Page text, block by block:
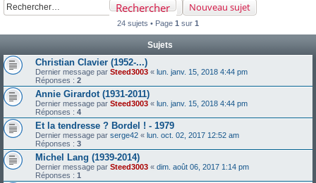
Nouveau sujet
Rechercher
24 sujets • Page 1 sur 1
Sujets
Christian Clavier (1952-...)
Dernier message par Steed3003 « lun. janv. 15, 2018 4:44 pm
Réponses : 2
Annie Girardot (1931-2011)
Dernier message par Steed3003 « lun. janv. 15, 2018 4:44 pm
Réponses : 4
Et la tendresse ? Bordel ! - 1979
Dernier message par serge42 « lun. oct. 02, 2017 12:52 am
Réponses : 3
Michel Lang (1939-2014)
Dernier message par Steed3003 « dim. août 06, 2017 1:14 pm
Réponses : 1